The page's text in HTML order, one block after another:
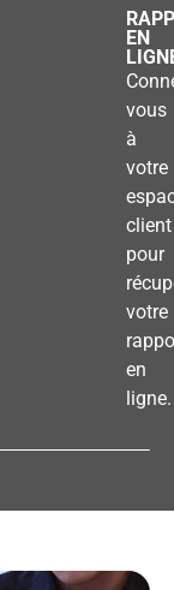
EN
vous
à
votre
client
pour
votre
en
ligne.